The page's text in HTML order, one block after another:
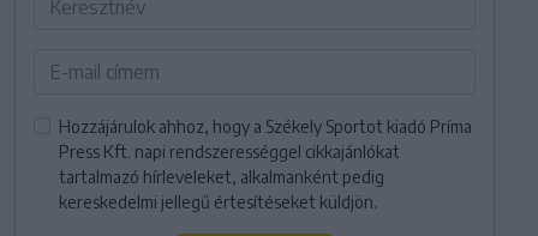
Hozzájárulok ahhoz, hogy a Székely Sportot kiadó Príma
Press Kft. napi rendszerességgel cikkajánlókat
tartalmazó hírleveleket, alkalmanként pedig
kereskedelmi jellegű értesítéseket küldjön.